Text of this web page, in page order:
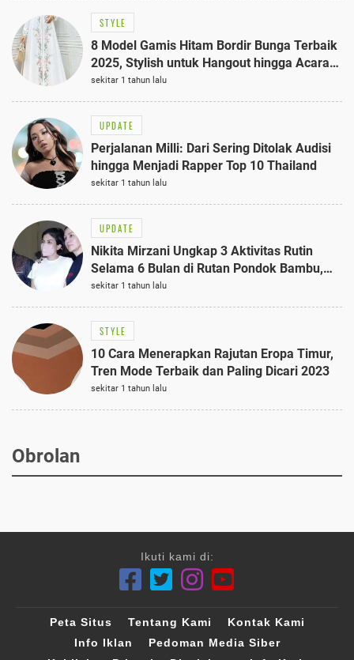
STYLE
8 Model Gamis Hitam Bordir Bunga Terbaik
2025, Stylish untuk Hangout hingga Acara
Semi-Formal
sekitar 1 tahun lalu
UPDATE
Perjalanan Milli: Dari Sering Ditolak Audisi
hingga Menjadi Rapper Top 10 Thailand
sekitar 1 tahun lalu
UPDATE
Nikita Mirzani Ungkap 3 Aktivitas Rutin
Selama 6 Bulan di Rutan Pondok Bambu,
Terungkap!
sekitar 1 tahun lalu
STYLE
10 Cara Menerapkan Rajutan Eropa Timur,
Tren Mode Terbaik dan Paling Dicari 2023
sekitar 1 tahun lalu
Obrolan
Ikuti kami di:
Peta Situs Tentang Kami
Kontak Kami
Info Iklan
Pedoman Media Siber